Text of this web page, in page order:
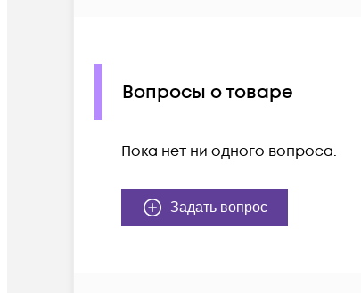
Вопросы о товаре
Пока нет ни одного вопроса.
Задать вопрос